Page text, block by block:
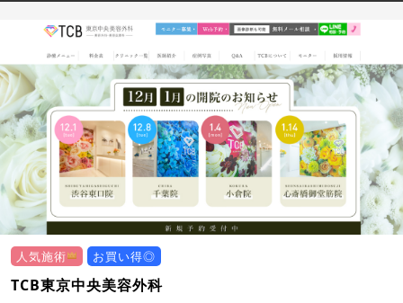
人気施術 お買い得◎
TCB東京中央美容外科